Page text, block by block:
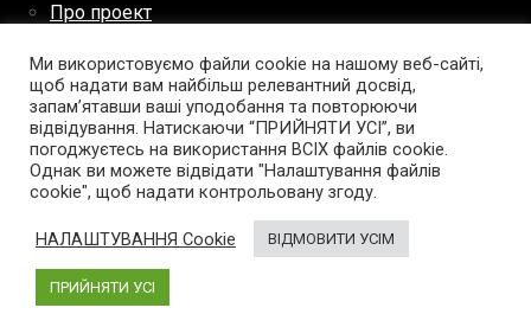
Про проект
Правила використання матеріалів
Підпишись на AutoGeek!
facebooktwitter instagramyoutube tumblr linkedin
Ми використовуємо файли cookie на нашому веб-сайті,
щоб надати вам найбільш релевантний досвід,
запам’ятавши ваші уподобання та повторюючи
відвідування. Натискаючи “ПРИЙНЯТИ УСІ”, ви
погоджуєтесь на використання ВСІХ файлів cookie.
Однак ви можете відвідати "Налаштування файлів
cookie", щоб надати контрольовану згоду.
НАЛАШТУВАННЯ Cookie ВІДМОВИТИ УСІМ
ПРИЙНЯТИ УСІ